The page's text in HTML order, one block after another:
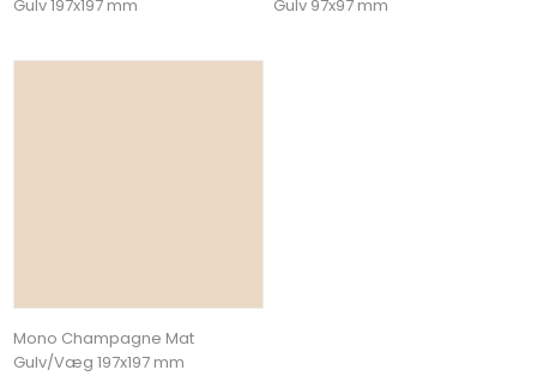
Gulv 197x197 mm
Gulv 97x97 mm
Mono Champagne Mat
Gulv/Væg 197x197 mm